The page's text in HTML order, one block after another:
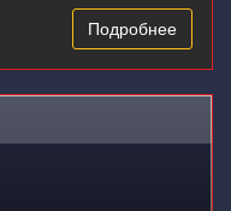
Подробнее